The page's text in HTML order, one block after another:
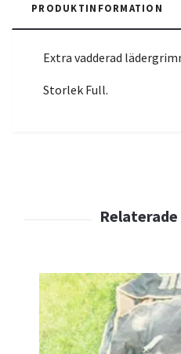
PRODUKTINFORMATION
Extra vadderad
Storlek Full.